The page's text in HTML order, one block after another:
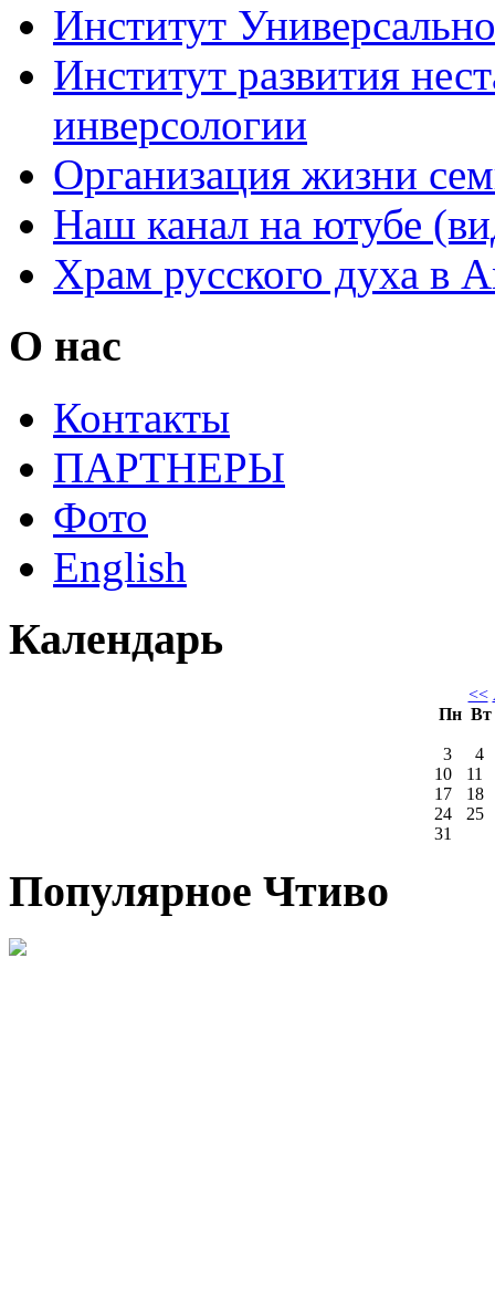
Институт
Институт развития
инверсологии
Организация жизни
Наш канал на ютубе
Храм русского духа в
О нас
Контакты
ПАРТНЕРЫ
Фото
English
Календарь
<<
Пн Вт
3
4
10
11
17
18
24
25
31
Популярное Чтиво